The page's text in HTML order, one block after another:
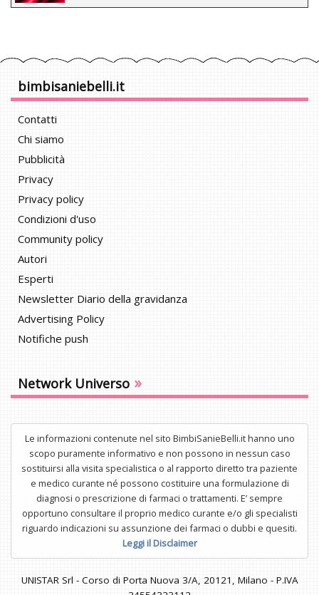
bimbisaniebelli.it
Contatti
Chi siamo
Pubblicità
Privacy
Privacy policy
Condizioni d'uso
Community policy
Autori
Esperti
Newsletter Diario della gravidanza
Advertising Policy
Notifiche push
Network Universo »
Le informazioni contenute nel sito BimbiSanieBelli.it hanno uno
scopo puramente informativo e non possono in nessun caso
sostituirsi alla visita specialistica o al rapporto diretto tra paziente
e medico curante né possono costituire una formulazione di
diagnosi o prescrizione di farmaci o trattamenti. E’ sempre
opportuno consultare il proprio medico curante e/o gli specialisti
riguardo indicazioni su assunzione dei farmaci o dubbi e quesiti.
Leggi il Disclaimer
UNISTAR Srl - Corso di Porta Nuova 3/A, 20121, Milano - P.IVA